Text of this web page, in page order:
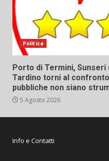
Politica
Porto di Termini, Sunseri
Tardino torni al
pubbliche non siano
5 Agosto 2026
Info e Contatti